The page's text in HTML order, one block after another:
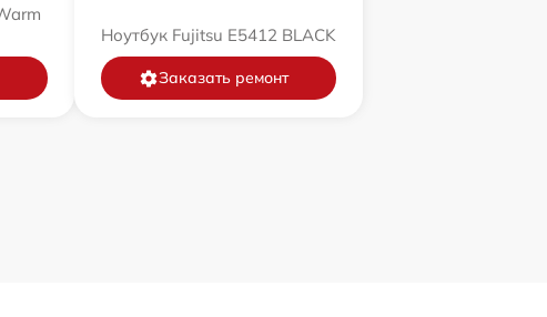
Ноутбук Fujitsu E5412 BLACK
Заказать ремонт